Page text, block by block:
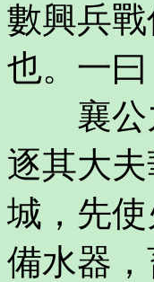
數興兵
也。一
襄公九
逐其大
城，先
備水器